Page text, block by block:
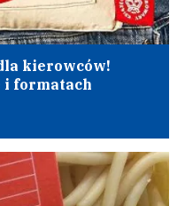
kierowców!
i formatach